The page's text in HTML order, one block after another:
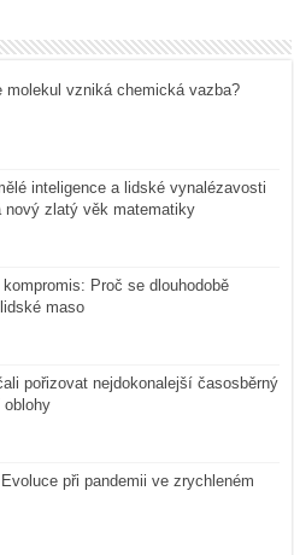
molekul vzniká chemická vazba?
inteligence a lidské vynalézavosti
nový zlatý věk matematiky
Proč se dlouhodobě
maso
pořizovat nejdokonalejší časosběrný
oblohy
při pandemii ve zrychleném